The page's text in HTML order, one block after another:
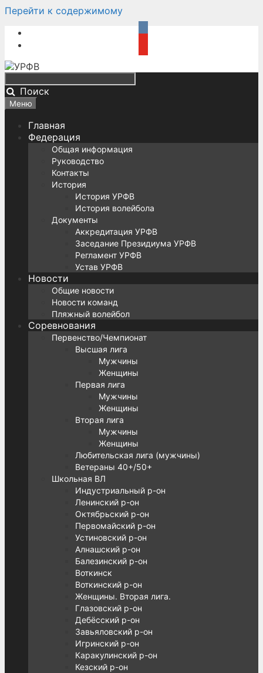
Перейти к содержимому
Поиск
Меню
Главная
Федерация
Общая информация
Руководство
Контакты
История
История УРФВ
История волейбола
Документы
Аккредитация УРФВ
Заседание Президиума УРФВ
Регламент УРФВ
Устав УРФВ
Новости
Общие новости
Новости команд
Пляжный волейбол
Соревнования
Первенство/Чемпионат
Высшая лига
Мужчины
Женщины
Первая лига
Мужчины
Женщины
Вторая лига
Мужчины
Женщины
Любительская лига (мужчины)
Ветераны 40+/50+
Школьная ВЛ
Индустриальный р-он
Ленинский р-он
Октябрьский р-он
Первомайский р-он
Устиновский р-он
Алнашский р-он
Балезинский р-он
Воткинск
Воткинский р-он
Женщины. Вторая лига.
Глазовский р-он
Дебёсский р-он
Завьяловский р-он
Игринский р-он
Каракулинский р-он
Кезский р-он